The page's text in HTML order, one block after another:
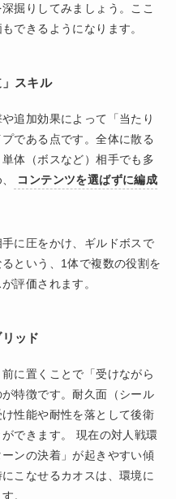
掘りしてみましょう。ここ
できるようになります。
スキル
追加効果によって「当たり
である点です。全体に散る
体（ボスなど）相手でも多
コンテンツを選ばずに編成
に圧をかけ、ギルドボスで
という、1体で複数の役割を
評価されます。
ッド
に置くことで「受けながら
特徴です。耐久面（シール
性能や耐性を落として後衛
できます。 現在の対人戦環
ンの決着」が起きやすい傾
こなせるカオスは、環境に
。